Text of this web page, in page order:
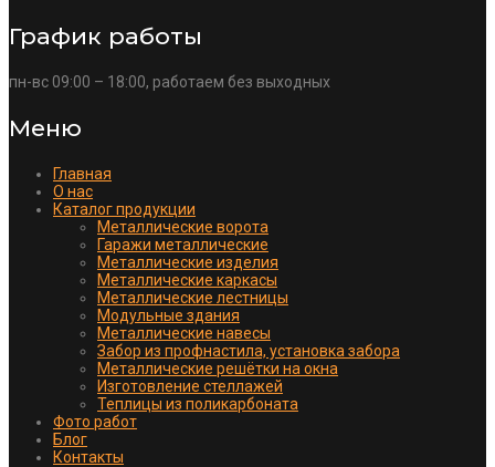
График работы
пн-вс 09:00 – 18:00, работаем без выходных
Меню
Главная
О нас
Каталог продукции
Металлические ворота
Гаражи металлические
Металлические изделия
Металлические каркасы
Металлические лестницы
Модульные здания
Металлические навесы
Забор из профнастила, установка забора
Металлические решётки на окна
Изготовление стеллажей
Теплицы из поликарбоната
Фото работ
Блог
Контакты